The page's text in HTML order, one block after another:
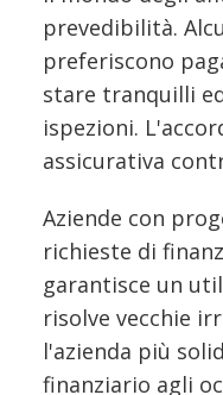
prevedibilità.
preferiscono
stare tranquilli
ispezioni.
assicurativa
Aziende con
richieste di
garantisce un
risolve vecchie
l'azienda più
finanziario agli